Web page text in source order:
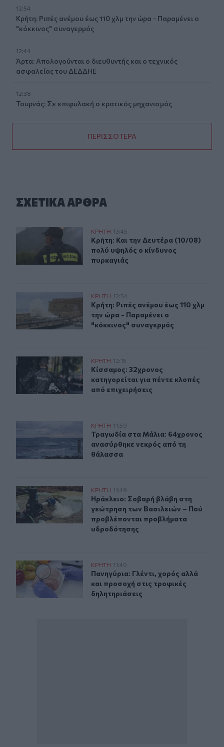
12:54
Κρήτη: Ριπές ανέμου έως 110 χλμ την ώρα - Παραμένει ο
"κόκκινος" συναγερμός
12:44
Άρτα: Απολογούνται ο διευθυντής και ο τεχνικός
ασφαλείας του ΔΕΔΔΗΕ
12:38
Τουρνάς: Σε επιφυλακή ο κρατικός μηχανισμός
ΠΕΡΙΣΣΟΤΕΡΑ
ΣΧΕΤΙΚA AΡΘΡΑ
Κρήτη: Και την Δευτέρα (10/08) πολύ υψηλός ο
ΚΡΗΤΗ 13:45
Κρήτη: Και την Δευτέρα (10/08)
Κρήτη: Και την Δευτέρα (10/08)
πολύ υψηλός ο κίνδυνος
πυρκαγιάς
Κρήτη: Ριπές ανέμου έως 110 χλμ την ώρα - Παραμένει
ΚΡΗΤΗ 12:54
Κρήτη: Ριπές ανέμου έως 110 χλμ
Κρήτη: Ριπές ανέμου έως 110 χλμ
την ώρα - Παραμένει ο
"κόκκινος" συναγερμός
Κίσσαμος: 32χρονος κατηγορείται για πέντε κλοπές
ΚΡΗΤΗ 12:15
Κίσσαμος: 32χρονος κατηγορείται
Κίσσαμος: 32χρονος
κατηγορείται για πέντε κλοπές
από επιχειρήσεις
Τραγωδία στα Μάλια: 64χρονος ανασύρθηκε νεκρός
ΚΡΗΤΗ 11:59
Τραγωδία στα Μάλια: 64χρονος
Τραγωδία στα Μάλια: 64χρονος
ανασύρθηκε νεκρός από τη
θάλασσα
Ηράκλειο: Σοβαρή βλάβη στη γεώτρηση των
ΚΡΗΤΗ 11:49
Ηράκλειο: Σοβαρή βλάβη στη
Ηράκλειο: Σοβαρή βλάβη στη
γεώτρηση των Βασιλειών – Πού
προβλέπονται προβλήματα
υδροδότησης
Πανηγύρια: Γλέντι, χορός αλλά και προσοχή στις
ΚΡΗΤΗ 11:40
Πανηγύρια: Γλέντι, χορός αλλά
Πανηγύρια: Γλέντι, χορός αλλά
και προσοχή στις τροφικές
δηλητηριάσεις